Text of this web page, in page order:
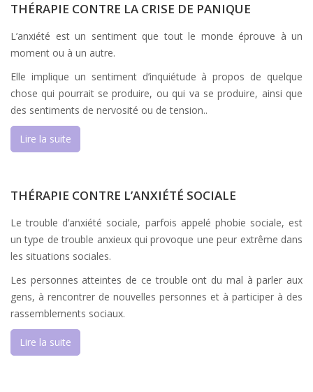
THÉRAPIE CONTRE LA CRISE DE PANIQUE
L’anxiété est un sentiment que tout le monde éprouve à un
moment ou à un autre.
Elle implique un sentiment d’inquiétude à propos de quelque
chose qui pourrait se produire, ou qui va se produire, ainsi que
des sentiments de nervosité ou de tension..
Lire la suite
THÉRAPIE CONTRE L’ANXIÉTÉ SOCIALE
Le trouble d’anxiété sociale, parfois appelé phobie sociale, est
un type de trouble anxieux qui provoque une peur extrême dans
les situations sociales.
Les personnes atteintes de ce trouble ont du mal à parler aux
gens, à rencontrer de nouvelles personnes et à participer à des
rassemblements sociaux.
Lire la suite